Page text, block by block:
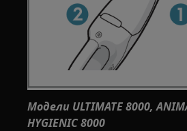
Модели ULTIMATE 8000,
HYGIENIC 8000